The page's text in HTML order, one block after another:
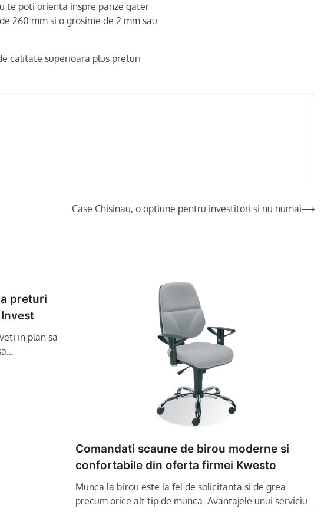
te poti orienta inspre panze gater
260 mm si o grosime de 2 mm sau
calitate superioara plus preturi
Case Chisinau, o optiune pentru investitori si nu numai⟶
preturi
in plan sa
Comandati scaune de birou moderne si
confortabile din oferta firmei Kwesto
Munca la birou este la fel de solicitanta si de grea
precum orice alt tip de munca. Avantajele unui serviciu…